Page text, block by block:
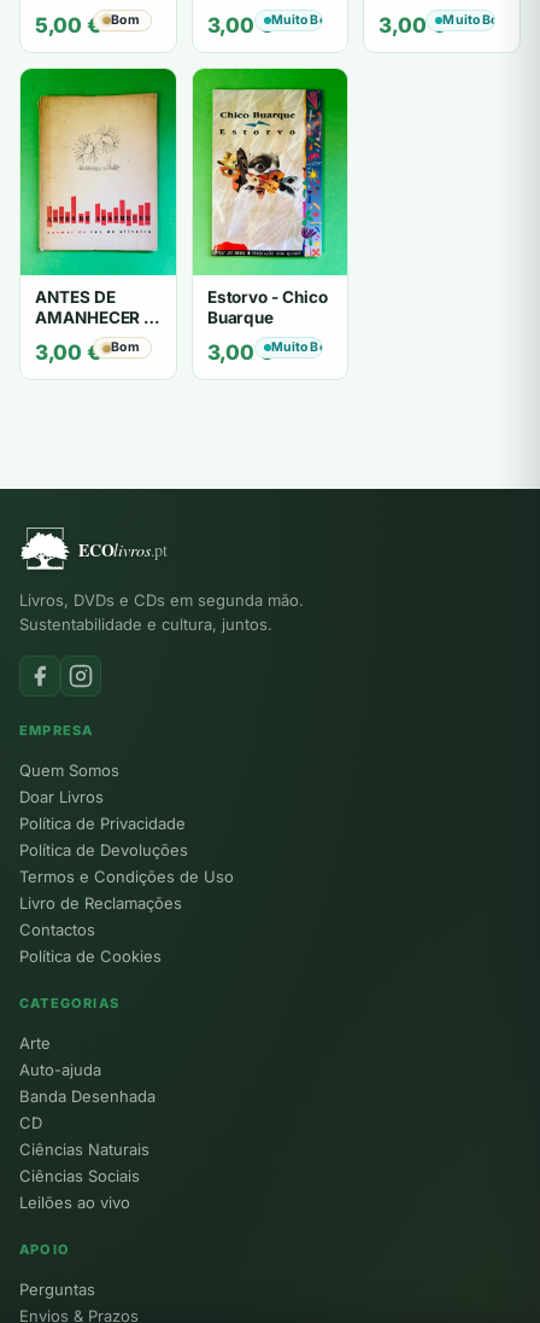
Cartas de Amor
- Mário
Zambujal
5,00 € Bom
LOUCURA
3,00€Muito Bom
Amaral
3,00€Muito Bom
ANTES DE
AMANHECER -
ruy de oliveira
3,00 € Bom
Estorvo - Chico
Buarque
3,00€Muito Bom
Livros, DVDs e CDs em segunda mão.
Sustentabilidade e cultura, juntos.
EMPRESA
Quem Somos
Doar Livros
Política de Privacidade
Política de Devoluções
Termos e Condições de Uso
Livro de Reclamações
Contactos
Política de Cookies
CATEGORIAS
Arte
Auto-ajuda
Banda Desenhada
CD
Ciências Naturais
Ciências Sociais
Leilões ao vivo
APOIO
Perguntas
Envios & Prazos